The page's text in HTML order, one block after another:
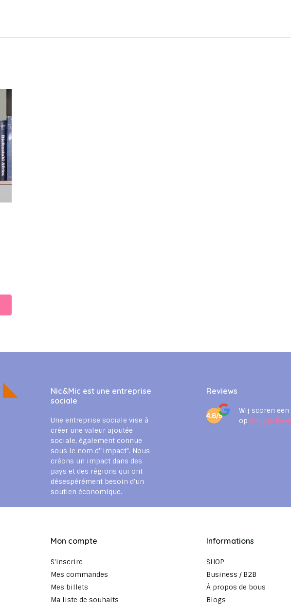
Nic&Mic est une entreprise
sociale
Une entreprise sociale vise à
créer une valeur ajoutée
sociale, également connue
sous le nom d'"impact". Nous
créons un impact dans des
pays et des régions qui ont
désespérément besoin d'un
soutien économique.
Reviews
4.8/5
Wij scoren een
op Google
Mon compte
S'inscrire
Mes commandes
Mes billets
Ma liste de souhaits
Informations
SHOP
Business / B2B
À propos de bous
Blogs